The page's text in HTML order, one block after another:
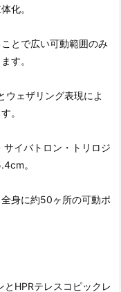
化。
とで広い可動範囲のみ
す。
ウェザリング表現によ
。
サイバトロン・トリロジ
。
身に約50ヶ所の可動ポ
HPRテレスコピックレ